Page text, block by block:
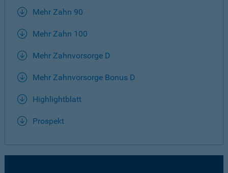
Mehr Zahn 90
Mehr Zahn 100
Mehr Zahnvorsorge D
Mehr Zahnvorsorge Bonus D
Highlightblatt
Prospekt